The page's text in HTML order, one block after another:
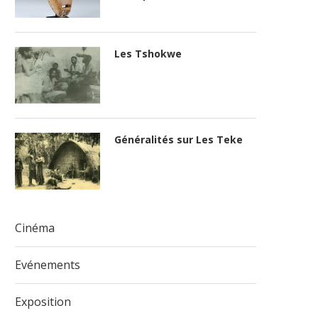
Les Tshokwe
Généralités sur Les Teke
Cinéma
Evénements
Exposition